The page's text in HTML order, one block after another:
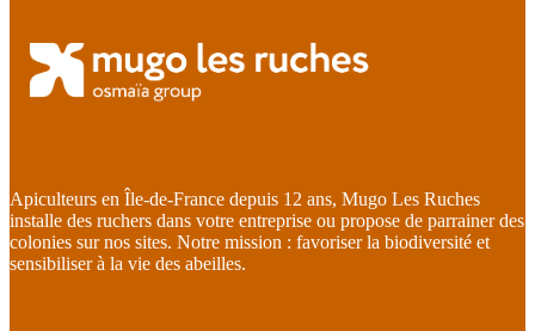
Apiculteurs en Île-de-France depuis 12 ans, Mugo Les Ruches
installe des ruchers dans votre entreprise ou propose de parrainer des
colonies sur nos sites. Notre mission : favoriser la biodiversité et
sensibiliser à la vie des abeilles.